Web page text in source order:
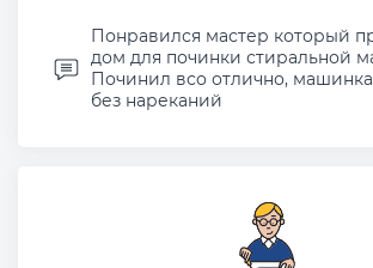
Понравился мастер который
дом для починки стиральной
Починил всо отлично,
без нареканий